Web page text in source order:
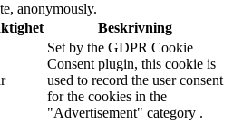
anonymously.
Beskrivning
Set by the GDPR Cookie
Consent plugin, this cookie is
used to record the user consent
for the cookies in the
"Advertisement" category .